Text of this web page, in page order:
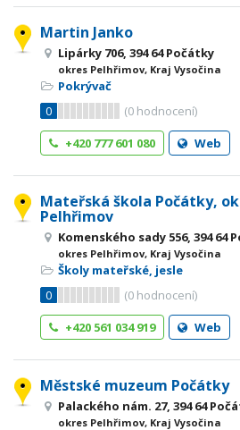
Martin Janko
Lipárky 706, 394 64 Počátky
okres Pelhřimov, Kraj Vysočina
Pokrývač
0
(0 hodnocení)
+420 777 601 080
Web
Mateřská škola Počátky,
Pelhřimov
Komenského sady 556, 394 64
okres Pelhřimov, Kraj Vysočina
Školy mateřské, jesle
0
(0 hodnocení)
+420 561 034 919
Web
Městské muzeum Počátky
Palackého nám. 27, 394 64
okres Pelhřimov, Kraj Vysočina